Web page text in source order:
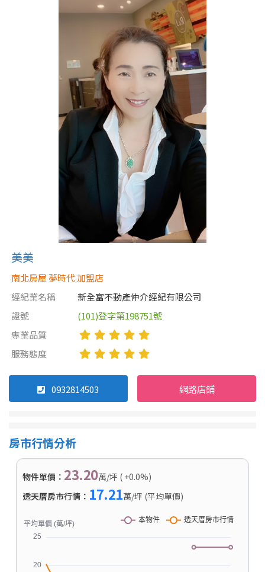
美美
南北房屋 夢時代 加盟店
經紀業名稱
新全富不動產仲介經紀有限公司
證號
(101)登字第198751號
專業品質
服務態度
0932814503 網路店鋪
房市行情分析
物件單價： 23.20萬/坪 ( +0.0%)
透天厝房市行情： 17.21萬/坪 (平均單價)